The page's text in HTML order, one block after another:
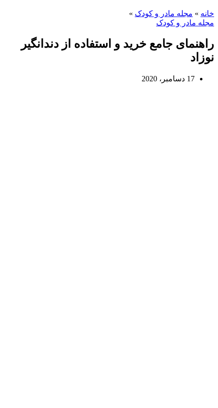
خانه » مجله مادر و کودک »
مجله مادر و کودک
راهنمای جامع خرید و استفاده از دندانگیر
نوزاد
17 دسامبر، 2020